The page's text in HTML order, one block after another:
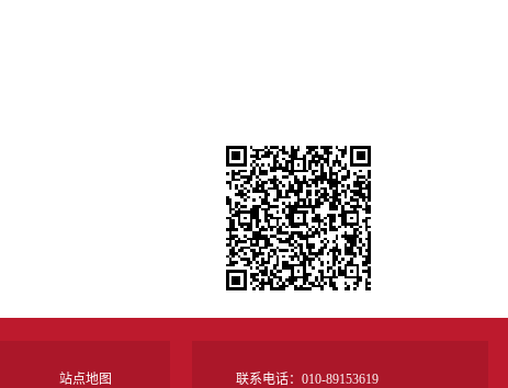
站点地图 联系电话：010-89153619